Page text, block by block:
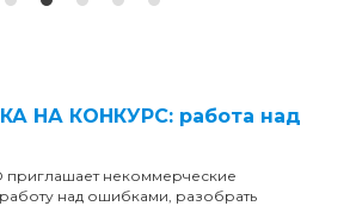
НА КОНКУРС: работа над
некоммерческие
над ошибками, разобрать